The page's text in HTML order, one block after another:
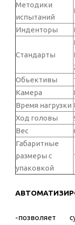
Методики
испытаний
Инденторы
Стандарты
Обьективы
Камера
Время нагрузки
Ход головы
Вес
Габаритные
размеры с
упаковкой
-позволяет